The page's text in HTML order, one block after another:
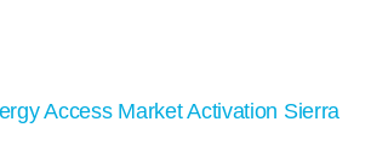
Access Market Activation Sierra